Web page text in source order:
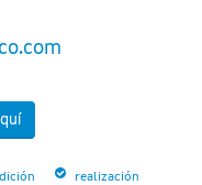
realización